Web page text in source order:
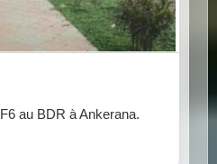
au BDR à Ankerana.